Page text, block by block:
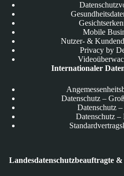
Mobile
Nutzer- &
Privacy by
Internationaler
Datenschutz –
Datenschutz
Datenschutz –
Landesdatenschutzbeauftragte